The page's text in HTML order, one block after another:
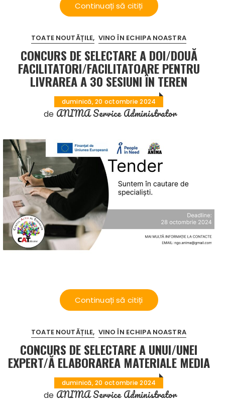
Continuați să citiți
TOATE NOUTĂȚILE VINO ÎN ECHIPA NOASTRA
CONCURS DE SELECTARE A DOI/DOUĂ
FACILITATORI/FACILITATOARE PENTRU
LIVRAREA A 30 SESIUNI ÎN TEREN
duminică, 20 octombrie 2024
de ANIMA Service Administrator
Continuați să citiți
TOATE NOUTĂȚILE VINO ÎN ECHIPA NOASTRA
CONCURS DE SELECTARE A UNUI/UNEI
EXPERT/Ă ELABORAREA MATERIALE MEDIA
duminică, 20 octombrie 2024
de ANIMA Service Administrator